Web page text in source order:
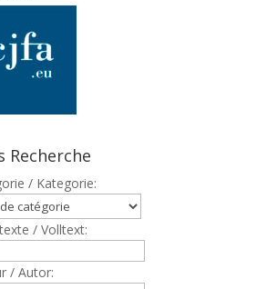
Recherche
/ Kategorie:
/ Volltext:
/ Autor: